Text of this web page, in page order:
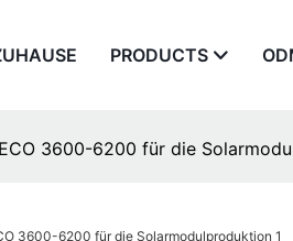
PRODUCTS
3600-6200 für die